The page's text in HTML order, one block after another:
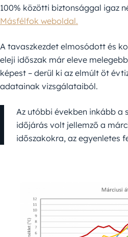
100% közötti biztonsággal igaz
Másfélfok weboldal.
A tavaszkezdet elmosódott és
eleji időszak már eleve
képest – derül ki az elmúlt öt
adatainak vizsgálataiból.
Az utóbbi években inkább a
időjárás volt jellemző a
időszakokra, az egyenletes